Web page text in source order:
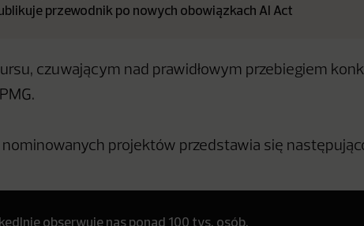
przewodnik po nowych obowiązkach AI Act
czuwającym nad prawidłowym przebiegiem
projektów przedstawia się
obserwuje nas ponad 100 tys. osób.